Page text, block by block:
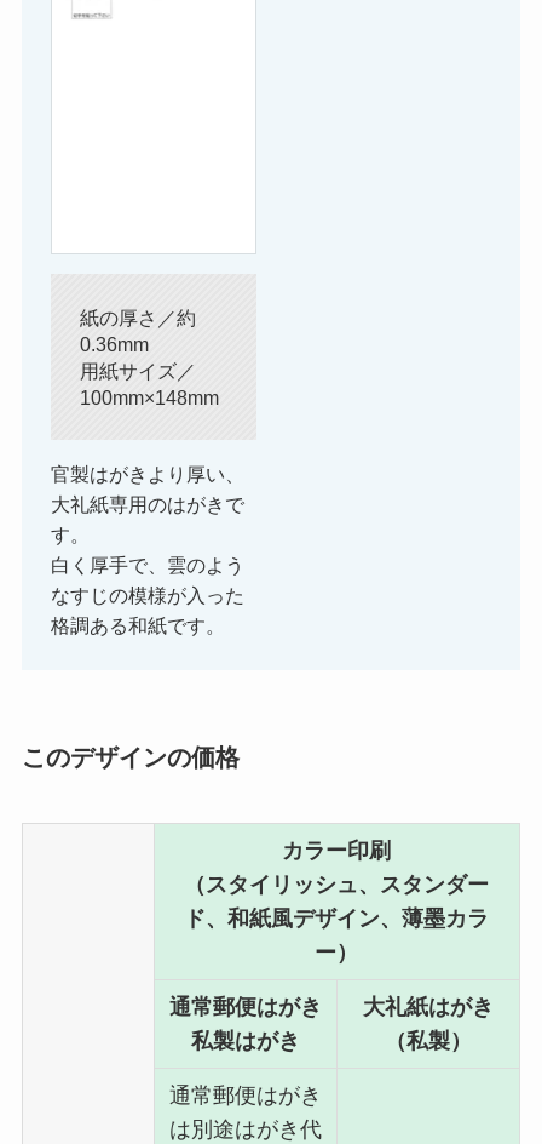
紙の厚さ／約
0.36mm
用紙サイズ／
100mm×148mm
官製はがきより厚い、
大礼紙専用のはがきで
す。
白く厚手で、雲のよう
なすじの模様が入った
格調ある和紙です。
このデザインの価格
カラー印刷
（スタイリッシュ、スタンダー
ド、和紙風デザイン、薄墨カラ
ー）
通常郵便はがき
私製はがき
大礼紙はがき
（私製）
通常郵便はがき
は別途はがき代